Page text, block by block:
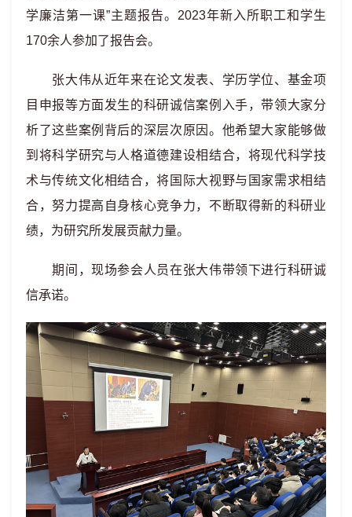
学廉洁第一课”主题报告。 2023年新入所职工和学生
170余人参加了报告会。
张大伟从近年来在论文发表、学历学位、基金项
目申报等方面发生的科研诚信案例入手，带领大家分
析了这些案例背后的深层次原因。他希望大家能够做
到将科学研究与人格道德建设相结合，将现代科学技
术与传统文化相结合，将国际大视野与国家需求相结
合，努力提高自身核心竞争力，不断取得新的科研业
绩，为研究所发展贡献力量。
期间，现场参会人员在张大伟带领下进行科研诚
信承诺。